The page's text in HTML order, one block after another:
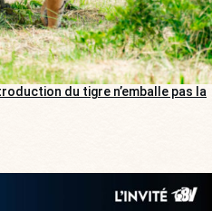
du tigre n’emballe pas la